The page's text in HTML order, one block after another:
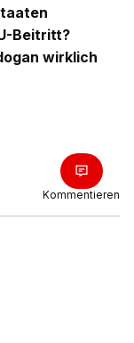
Beitritt?
wirklich
Kommentieren